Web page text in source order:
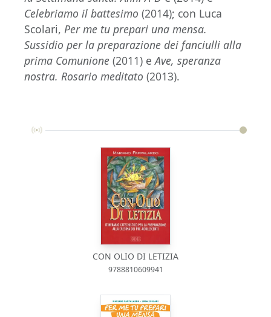
Celebriamo il battesimo (2014); con Luca
Scolari, Per me tu prepari una mensa.
Sussidio per la preparazione dei fanciulli alla
prima Comunione (2011) eAve, speranza
nostra. Rosario meditato (2013).
CON OLIO DI LETIZIA
9788810609941